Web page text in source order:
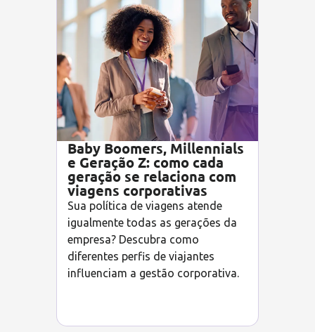
Baby Boomers, Millennials
e Geração Z: como cada
geração se relaciona com
viagens corporativas
Sua política de viagens atende
igualmente todas as gerações da
empresa? Descubra como
diferentes perfis de viajantes
influenciam a gestão corporativa.